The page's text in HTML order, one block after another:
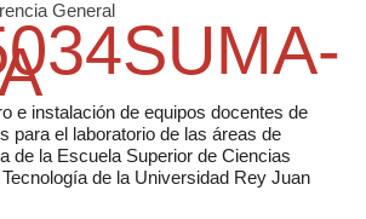
General
e instalación de equipos docentes de
para el laboratorio de las áreas de
de la Escuela Superior de Ciencias
de la Universidad Rey Juan